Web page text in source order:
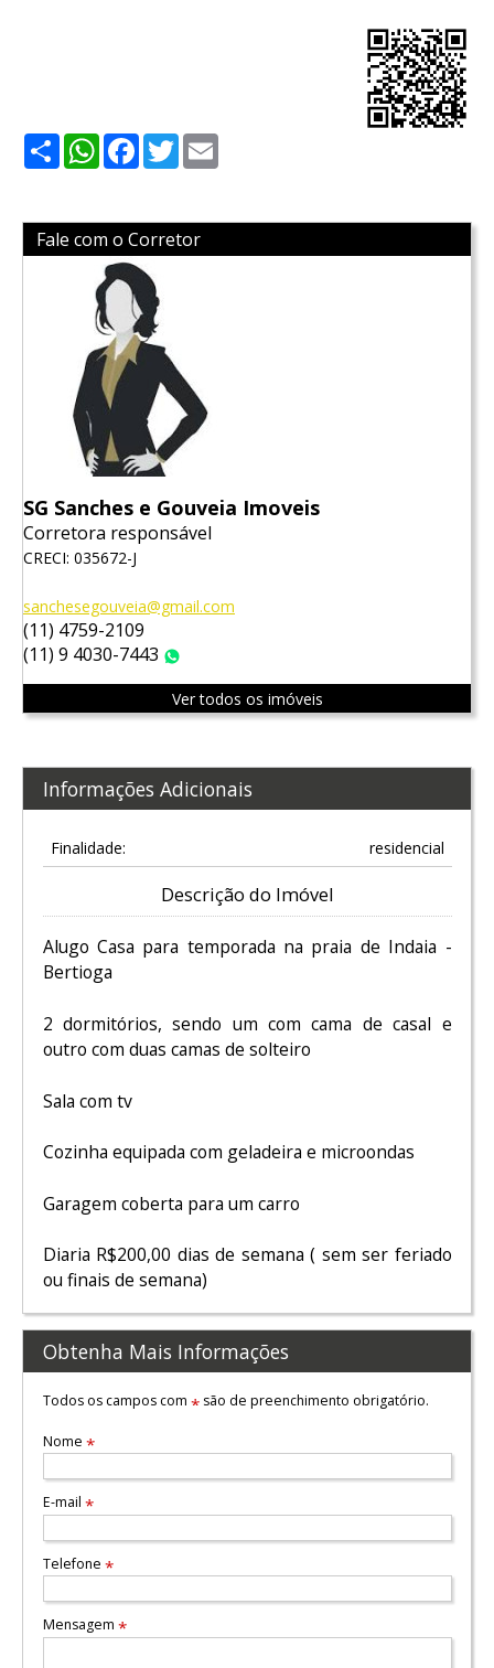
ShareWhatsApp
Facebook
Twitter
Fale com o Corretor
SG Sanches e Gouveia Imoveis
Corretora responsável
CRECI: 035672-J
sanchesegouveia@gmail.com
(11) 4759-2109
(11) 9 4030-7443
Ver todos os imóveis
Informações Adicionais
Finalidade: residencial
Descrição do Imóvel
Alugo Casa para temporada na praia de Indaia -
Bertioga
2 dormitórios, sendo um com cama de casal e
outro com duas camas de solteiro
Sala com tv
Cozinha equipada com geladeira e microondas
Garagem coberta para um carro
Diaria R$200,00 dias de semana ( sem ser feriado
ou finais de semana)
Obtenha Mais Informações
Todos os campos com *são de preenchimento obrigatório.
Nome *
E-mail *
Telefone *
Mensagem *